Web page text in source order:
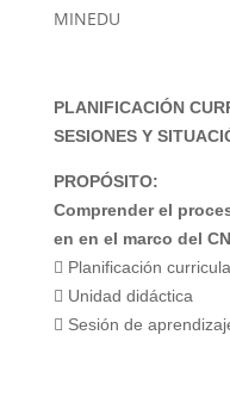
MINEDU
PLANIFICACIÓN
SESIONES Y
PROPÓSITO:
Comprender el
en en el marco del
 Planificación
 Unidad didáctica
 Sesión de